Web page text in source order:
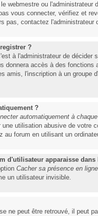
webmestre ou
vous connecter, vérifiez et
pas, contactez
?
à l'administrateur de
donnera accès à des
amis, l'inscription à un
?
automatiquement à
utilisation abusive de
au forum en utilisant un
d'utilisateur apparaisse
Cacher sa présence en ligne
un utilisateur invisible.
ne peut être retrouvé, il peut